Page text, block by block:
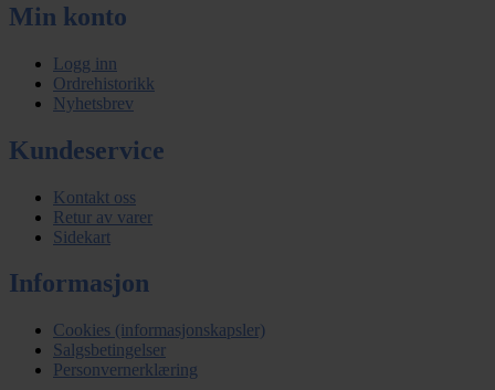
Min konto
Logg inn
Ordrehistorikk
Nyhetsbrev
Kundeservice
Kontakt oss
Retur av varer
Sidekart
Informasjon
Cookies (informasjonskapsler)
Salgsbetingelser
Personvernerklæring